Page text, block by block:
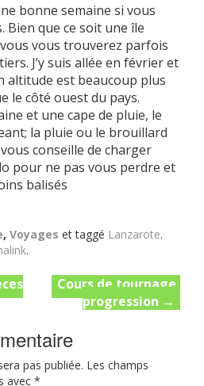
bonne semaine si vous
Bien que ce soit une île
vous trouverez parfois
J’y suis allée en février et
altitude est beaucoup plus
le côté ouest du pays.
et une cape de pluie, le
la pluie ou le brouillard
conseille de charger
pour ne pas vous perdre et
balisés
, Voyages et taggé Lanzarote.
.
Cours de tournage,
progression →
pas publiée. Les champs
avec *